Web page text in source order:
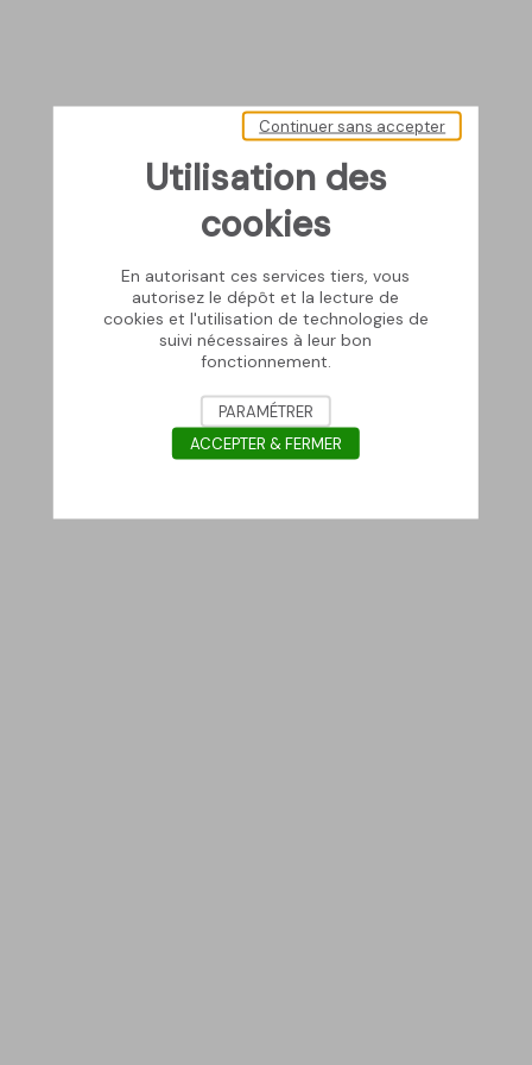
Utilisation des
cookies
En autorisant ces services tiers, vous
autorisez le dépôt et la lecture de
cookies et l'utilisation de technologies de
suivi nécessaires à leur bon
fonctionnement.
Continuer sans accepter
PARAMÉTRER
ACCEPTER & FERMER